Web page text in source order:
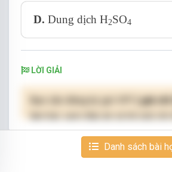
D. Dung dịch H2SO4
LỜI GIẢI
( giá
hạn.
NÂNG CẤP
Danh sách bài